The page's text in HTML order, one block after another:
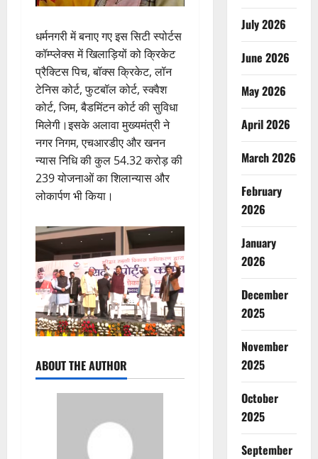
धर्मनगरी में बनाए गए इस सिटी स्पोर्टस
कॉम्प्लेक्स में खिलाड़ियों को क्रिकेट
प्रैक्टिस पिच, बॉक्स क्रिकेट, लॉन
टेनिस कोर्ट, फुटबॉल कोर्ट, स्क्वैश
कोर्ट, जिम, बैडमिंटन कोर्ट की सुविधा
मिलेगी।इसके अलावा मुख्यमंत्री ने
नगर निगम, एचआरडीए और खनन
न्यास निधि की कुल 54.32 करोड़ की
239 योजनाओं का शिलान्यास और
लोकार्पण भी किया।
ABOUT THE AUTHOR
July 2026
June 2026
May 2026
April 2026
March 2026
February
2026
January
2026
December
2025
November
2025
October
2025
September